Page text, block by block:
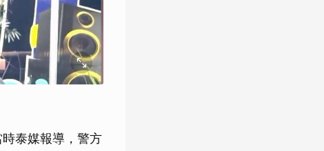
泰媒報導，警方